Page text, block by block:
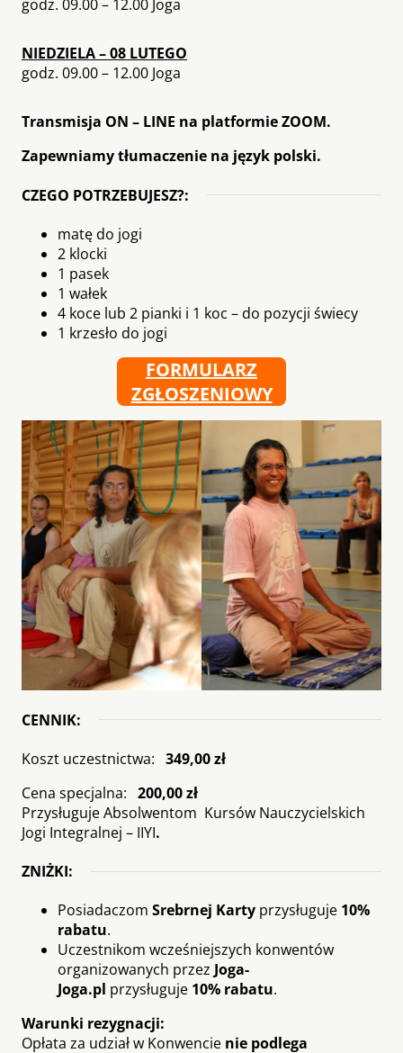
godz. 09.00 – 12.00 Joga
NIEDZIELA – 08 LUTEGO
godz. 09.00 – 12.00 Joga
Transmisja ON – LINE na platformie ZOOM.
Zapewniamy tłumaczenie na język polski.
CZEGO POTRZEBUJESZ?:
matę do jogi
2 klocki
1 pasek
1 wałek
4 koce lub 2 pianki i 1 koc – do pozycji świecy
1 krzesło do jogi
FORMULARZ
ZGŁOSZENIOWY
CENNIK:
Koszt uczestnictwa: 349,00 zł
Cena specjalna: 200,00 zł
Przysługuje Absolwentom Kursów Nauczycielskich
Jogi Integralnej – IIYI.
ZNIŻKI:
Posiadaczom Srebrnej Karty przysługuje 10%
rabatu.
Uczestnikom wcześniejszych konwentów
organizowanych przez Joga-
Joga.pl przysługuje 10% rabatu.
Warunki rezygnacji:
Opłata za udział w Konwencie nie podlega